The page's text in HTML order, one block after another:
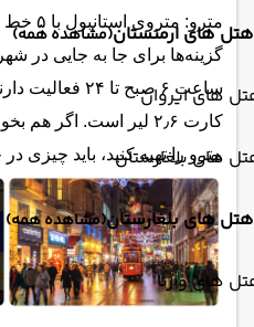
هتل های ارمنستان(مشاهده همه)
های ایروان
های بلغارستان
هتل های بلغارستان(مشاهده همه)
های وارنا
مترو:
گزینه‌ها برای جا به جایی در
ساعت ۶ صبح تا
کارت ۲٫۶ لیر است. اگر
مترو را تهیه کنید، باید چیزی در حدود ۵ تا ۳۲ لیر